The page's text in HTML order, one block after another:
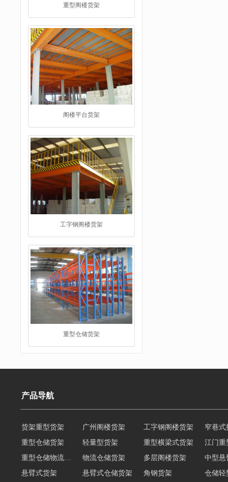
重型阁楼货架
阁楼平台货架
工字钢阁楼货架
重型仓储货架
仓储货架
产品导航
货架重型货架 广州阁楼货架 工字钢阁楼货架
窄巷式
重型仓储货架
轻量型货架 重型横梁式货架
江门重
重型仓储物流货架
物流仓储货架 多层阁楼货架
中型悬
悬臂式货架
悬臂式仓储货架 角钢货架 仓储轻